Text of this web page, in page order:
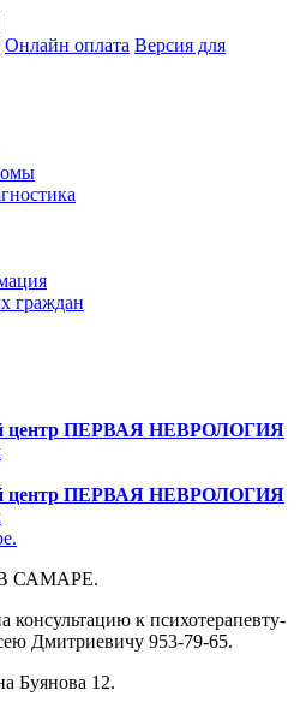
Онлайн оплата Версия для
граждан
центр ПЕРВАЯ НЕВРОЛОГИЯ
центр ПЕРВАЯ НЕВРОЛОГИЯ
САМАРЕ.
консультацию к психотерапевту-
Дмитриевичу ️953-79-65.
Буянова 12.